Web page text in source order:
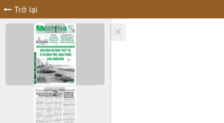
Trở lại
1
2